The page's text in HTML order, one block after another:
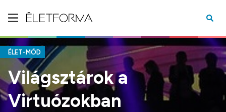
ÉLET-MÓD
Világsztárok a
Virtuózokban